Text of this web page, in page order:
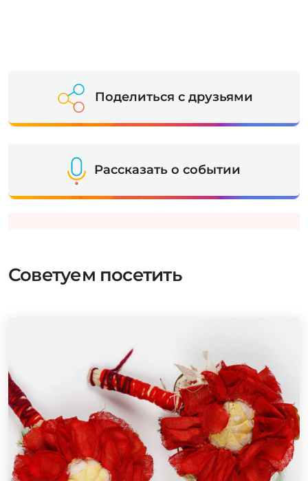
Поделиться с друзьями
Рассказать о событии
Советуем посетить